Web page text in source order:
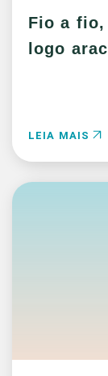
Fio a fio,
logo
LEIA MAIS